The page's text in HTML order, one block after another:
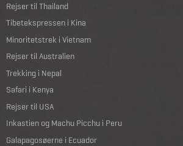
Rejser til Thailand
Tibetekspressen i Kina
Minoritetstrek i Vietnam
Rejser til Australien
Trekking i Nepal
Safari i Kenya
Rejser til USA
Inkastien og Machu Picchu i Peru
Galapagosøerne i Ecuador